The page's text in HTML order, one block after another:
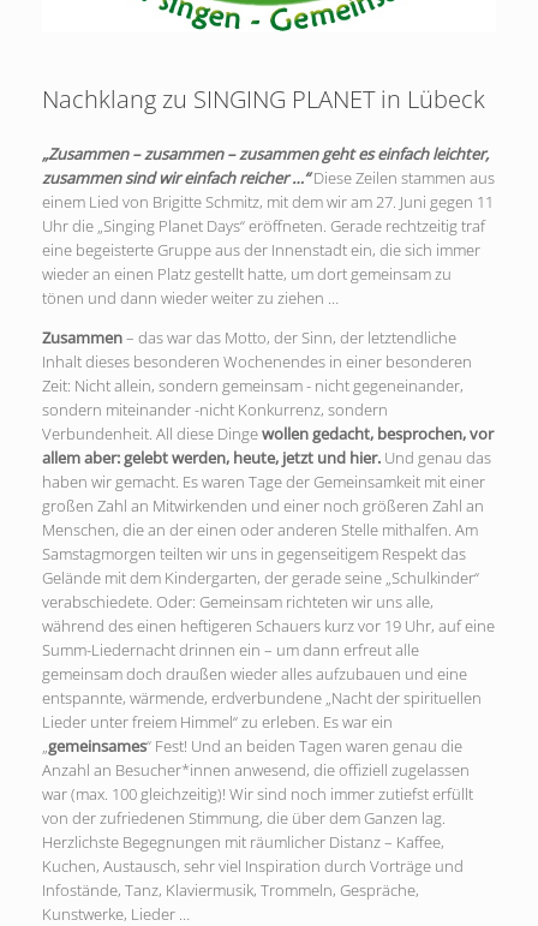
Nachklang zu SINGING PLANET in Lübeck
„Zusammen – zusammen – zusammen geht es einfach leichter,
zusammen sind wir einfach reicher …“Diese Zeilen stammen aus
einem Lied von Brigitte Schmitz, mit dem wir am 27. Juni gegen 11
Uhr die „Singing Planet Days“ eröffneten. Gerade rechtzeitig traf
eine begeisterte Gruppe aus der Innenstadt ein, die sich immer
wieder an einen Platz gestellt hatte, um dort gemeinsam zu
tönen und dann wieder weiter zu ziehen …
Zusammen– das war das Motto, der Sinn, der letztendliche
Inhalt dieses besonderen Wochenendes in einer besonderen
Zeit: Nicht allein, sondern gemeinsam - nicht gegeneinander,
sondern miteinander -nicht Konkurrenz, sondern
Verbundenheit. All diese Dingewollen gedacht, besprochen, vor
allem aber: gelebt werden, heute, jetzt und hier. Und genau das
haben wir gemacht. Es waren Tage der Gemeinsamkeit mit einer
großen Zahl an Mitwirkenden und einer noch größeren Zahl an
Menschen, die an der einen oder anderen Stelle mithalfen. Am
Samstagmorgen teilten wir uns in gegenseitigem Respekt das
Gelände mit dem Kindergarten, der gerade seine „Schulkinder“
verabschiedete. Oder: Gemeinsam richteten wir uns alle,
während des einen heftigeren Schauers kurz vor 19 Uhr, auf eine
Summ-Liedernacht drinnen ein – um dann erfreut alle
gemeinsam doch draußen wieder alles aufzubauen und eine
entspannte, wärmende, erdverbundene „Nacht der spirituellen
Lieder unter freiem Himmel“ zu erleben. Es war ein
gemeinsames“ Fest! Und an beiden Tagen waren genau die
Anzahl an Besucher*innen anwesend, die offiziell zugelassen
war (max. 100 gleichzeitig)! Wir sind noch immer zutiefst erfüllt
von der zufriedenen Stimmung, die über dem Ganzen lag.
Herzlichste Begegnungen mit räumlicher Distanz – Kaffee,
Kuchen, Austausch, sehr viel Inspiration durch Vorträge und
Infostände, Tanz, Klaviermusik, Trommeln, Gespräche,
Kunstwerke, Lieder …